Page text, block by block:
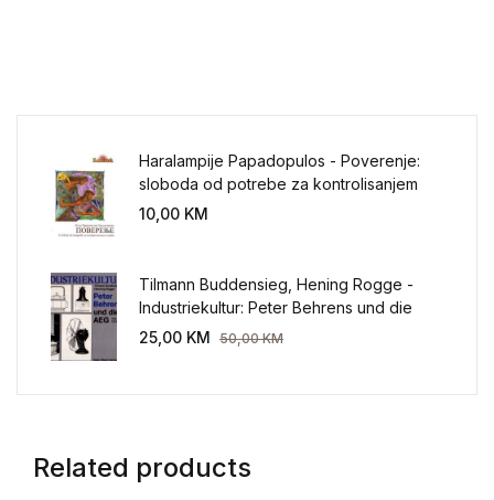
Haralampije Papadopulos - Poverenje:
sloboda od potrebe za kontrolisanjem
sveta
10,00 KM
Tilmann Buddensieg, Hening Rogge -
Industriekultur: Peter Behrens und die
AEG 1907-1914.
25,00 KM 50,00KM
Related products